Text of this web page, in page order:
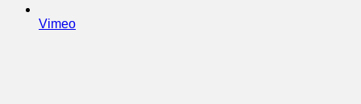
Vimeo